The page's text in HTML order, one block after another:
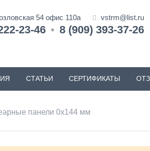
54 офис 110а vstrm@list.ru
23-46 • 8 (909) 393-37-26
СТАТЬИ СЕРТИФИКАТЫ
панели 0x144 мм